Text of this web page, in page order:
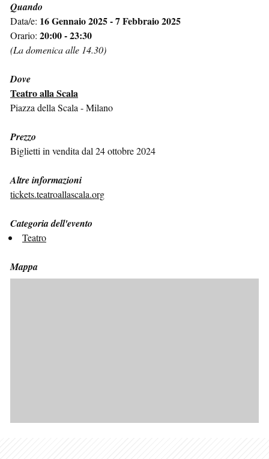
Quando
Data/e: 16 Gennaio 2025 - 7 Febbraio 2025
Orario: 20:00 - 23:30
(La domenica alle 14.30)
Dove
Teatro alla Scala
Piazza della Scala - Milano
Prezzo
Biglietti in vendita dal 24 ottobre 2024
Altre informazioni
tickets.teatroallascala.org
Categoria dell'evento
Teatro
Mappa